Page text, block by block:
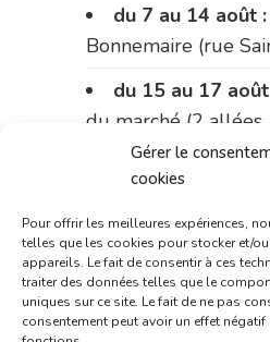
Gérer le
cookies
Pour offrir les meilleures expériences,
telles que les cookies pour stocker et/
appareils. Le fait de consentir à ces
traiter des données telles que le
uniques sur ce site. Le fait de ne pas
consentement peut avoir un effet
du 7 au 14 août :
Bonnemaire (rue
du 15 au 17
du marché (2 allées
Briand)
Charignon-Dumas
du 17 au 21
Palobart (Laguépie)